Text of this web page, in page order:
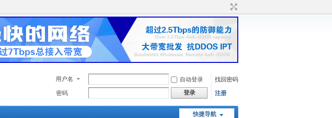
用户名 自动登录
找回密码
密码
登录 注册
快捷导航